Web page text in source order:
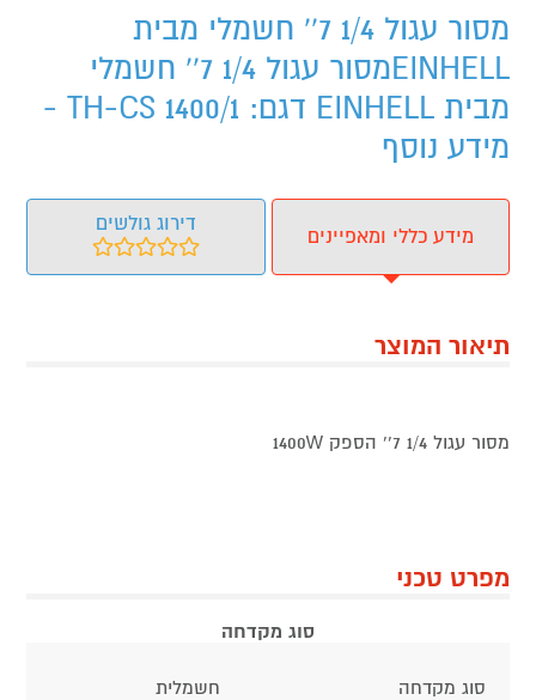
מסור עגול 1/4 7'' חשמלי מבית
EINHELLמסור עגול 1/4 7'' חשמלי
מבית EINHELL דגם: TH-CS 1400/1 -
מידע נוסף
מידע כללי ומאפיינים
דירוג גולשים
תיאור המוצר
מסור עגול 1/4 7'' הספק 1400W
מפרט טכני
סוג מקדחה
סוג מקדחה חשמלית